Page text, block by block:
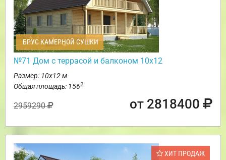
БРУС КАМЕРНОЙ СУШКИ
№71 Дом с террасой и балконом 10х12
Размер: 10х12 м
Общая площадь: 1562
2959290 от 2818400
ХИТ ПРОДАЖ